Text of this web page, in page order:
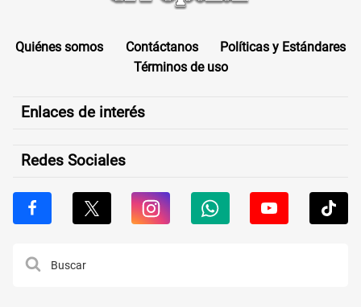
Quiénes somos Contáctanos
Políticas y Estándares
Términos de uso
Enlaces de interés
Redes Sociales